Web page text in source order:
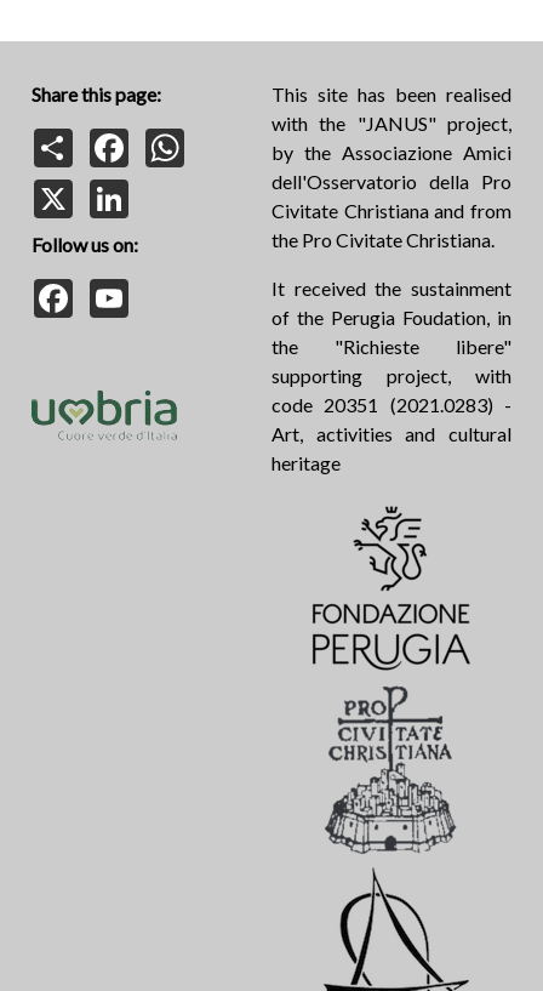
Share this page:
Share
Facebook
Follow us on:
Facebook
This site has been realised
with the "JANUS" project,
by the Associazione Amici
dell'Osservatorio della Pro
Civitate Christiana and from
the Pro Civitate Christiana.
It received the sustainment
of the Perugia Foudation, in
the "Richieste libere"
supporting project, with
code 20351 (2021.0283) -
Art, activities and cultural
heritage